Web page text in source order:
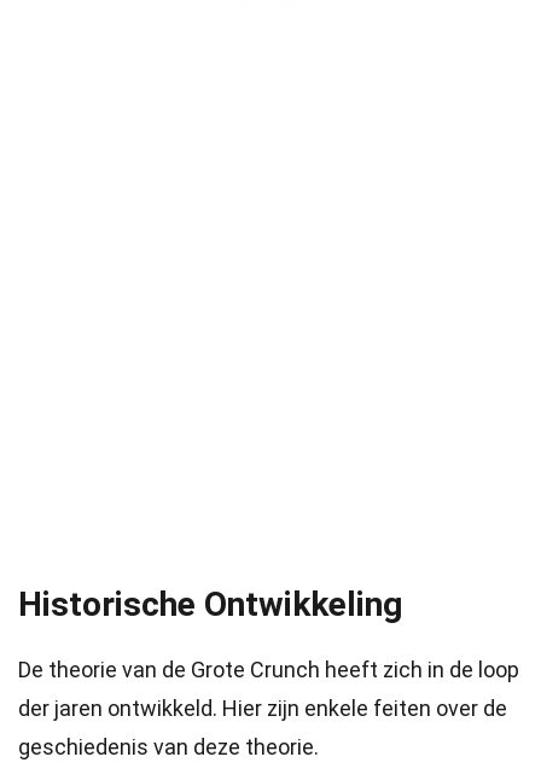
Historische Ontwikkeling
De theorie van de Grote Crunch heeft zich in de loop
der jaren ontwikkeld. Hier zijn enkele feiten over de
geschiedenis van deze theorie.